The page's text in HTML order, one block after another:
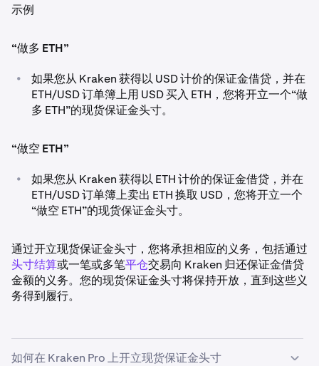
示例
“做多 ETH”
•
如果您从 Kraken 获得以 USD 计价的保证金借贷，并在
ETH/USD 订单簿上用 USD 买入 ETH，您将开立一个“做
多 ETH”的现货保证金头寸。
“做空 ETH”
•
如果您从 Kraken 获得以 ETH 计价的保证金借贷，并在
ETH/USD 订单簿上卖出 ETH 换取 USD，您将开立一个
“做空 ETH”的现货保证金头寸。
通过开立现货保证金头寸，您将承担相应的义务，包括通过
头寸结算或一笔或多笔平仓交易向 Kraken 归还保证金借贷
金额的义务。您的现货保证金头寸将保持开放，直到这些义
务得到履行。
如何在 Kraken Pro 上开立现货保证金头寸